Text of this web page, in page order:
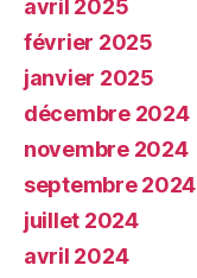
avril 2025
février 2025
janvier 2025
décembre 2024
novembre 2024
septembre 2024
juillet 2024
avril 2024